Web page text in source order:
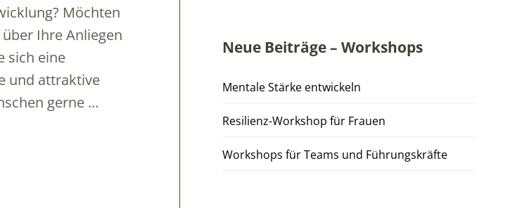
Möchten
Ihre Anliegen
sich eine
und attraktive
gerne …
Neue Beiträge – Workshops
Mentale Stärke entwickeln
Resilienz-Workshop für Frauen
Workshops für Teams und Führungskräfte